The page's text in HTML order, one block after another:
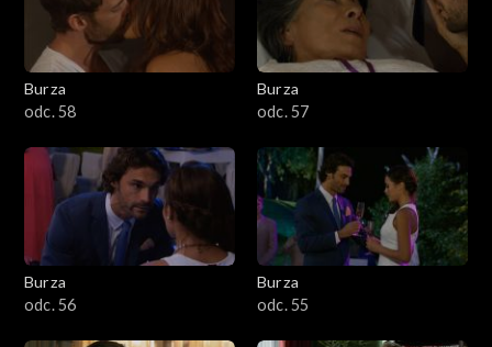
Burza
odc. 58
Burza
odc. 57
Burza
odc. 56
Burza
odc. 55